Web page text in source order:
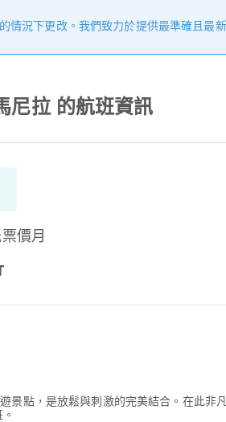
況下更改。我們致力於提供最準確且最新
尼拉 的航班資訊
價月
景點，是放鬆與刺激的完美結合。在此非